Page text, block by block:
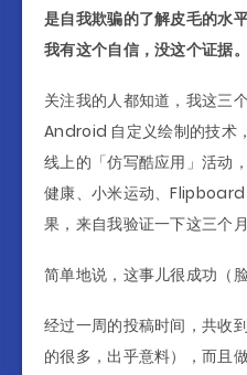
是自我欺骗的了解皮毛的水
我有这个自信，没这个证据
关注我的人都知道，我这三
Android 自定义绘制的技术
线上的「仿写酷应用」活动
健康、小米运动、
果，来自我验证一下这三个
简单地说，这事儿很成功（脸
经过一周的投稿时间，共收
的很多，出乎意料），而且